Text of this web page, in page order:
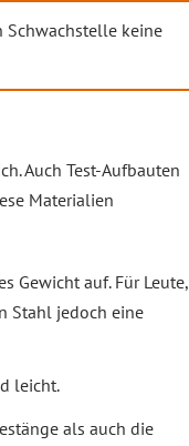
keine
Auch Test-Aufbauten
Materialien
Gewicht auf. Für Leute,
Stahl jedoch eine
leicht.
als auch die